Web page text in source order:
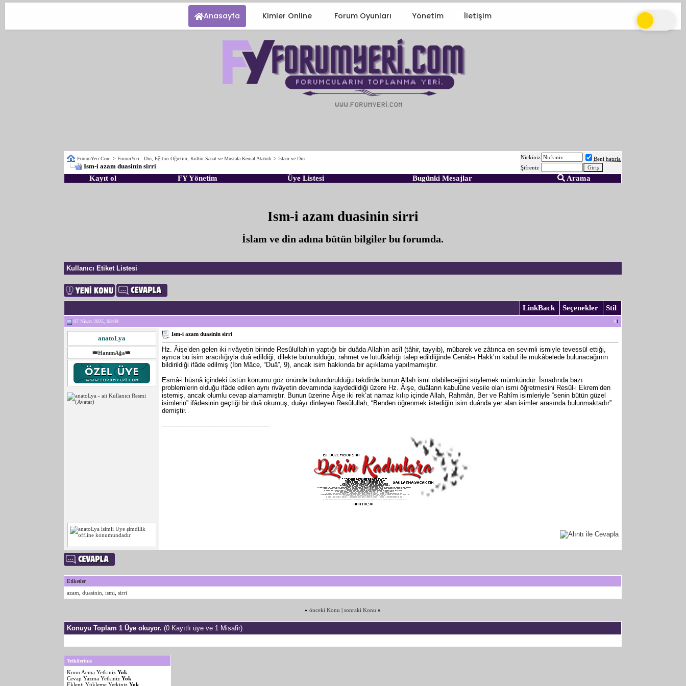
Anasayfa Kimler Online Forum Oyunları Yönetim İletişim
ForumYeri.Com >ForumYeri - Din, Eğitim-Öğretim, Kültür-Sanat ve Mustafa Kemal Atatürk >İslam ve Din
Ism-i azam duasinin sirri
Nickiniz
Beni hatırla
Şifreniz
Kayıt ol FY Yönetim Üye Listesi Bugünki Mesajlar Arama
Ism-i azam duasinin sirri
İslam ve din adına bütün bilgiler bu forumda.
Kullanıcı Etiket Listesi
LinkBack Seçenekler Stil
07 Nisan 2025, 08:09 #1
anatoLya
👑HanımAğa👑
Ism-i azam duasinin sirri
Hz. Âişe’den gelen iki rivâyetin birinde Resûlullah’ın yaptığı bir duâda Allah’ın asîl (tâhir, tayyib), mübarek ve zâtınca en sevimli ismiyle tevessül ettiği,
ayrıca bu isim aracılığıyla duâ edildiği, dilekte bulunulduğu, rahmet ve lutufkârlığı talep edildiğinde Cenâb-ı Hakk’ın kabul ile mukâbelede bulunacağının
bildirildiği ifâde edilmiş (İbn Mâce, “Duâ”, 9), ancak isim hakkında bir açıklama yapılmamıştır.
Esmâ-i hüsnâ içindeki üstün konumu göz önünde bulundurulduğu takdirde bunun Allah ismi olabileceğini söylemek mümkündür. İsnadında bazı
problemlerin olduğu ifâde edilen aynı rivâyetin devamında kaydedildiği üzere Hz. Âişe, duâların kabulüne vesile olan ismi öğretmesini Resûl-i Ekrem’den
istemiş, ancak olumlu cevap alamamıştır. Bunun üzerine Âişe iki rek‘at namaz kılıp içinde Allah, Rahmân, Ber ve Rahîm isimleriyle “senin bütün güzel
isimlerin” ifâdesinin geçtiği bir duâ okumuş, duâyı dinleyen Resûlullah, “Benden öğrenmek istediğin isim duânda yer alan isimler arasında bulunmaktadır”
demiştir.
Etiketler
azam ,duasinin ,ismi ,sirri
« önceki Konu |sonraki Konu »
Konuyu Toplam 1 Üye okuyor.(0 Kayıtlı üye ve 1 Misafir)
Yetkileriniz
Konu Acma YetkinizYok
Cevap Yazma YetkinizYok
Eklenti Yükleme YetkinizYok